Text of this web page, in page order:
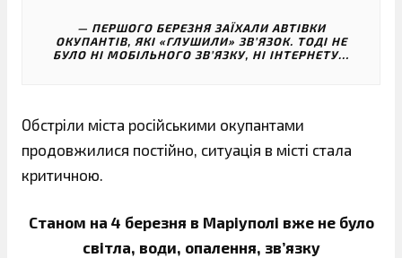
ПЕРШОГО БЕРЕЗНЯ ЗАЇХАЛИ АВТІВКИ
ОКУПАНТІВ, ЯКІ «ГЛУШИЛИ» ЗВ’ЯЗОК. ТОДІ НЕ
БУЛО НІ МОБІЛЬНОГО ЗВ’ЯЗКУ, НІ ІНТЕРНЕТУ…
Обстріли міста російськими окупантами
продовжилися постійно, ситуація в місті стала
критичною.
Станом на 4 березня в Маріуполі вже не було
світла, води, опалення, зв’язку